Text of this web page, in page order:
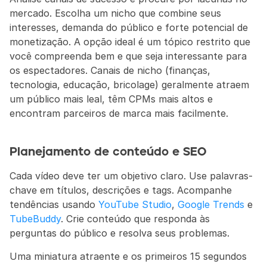
mercado. Escolha um nicho que combine seus
interesses, demanda do público e forte potencial de
monetização. A opção ideal é um tópico restrito que
você compreenda bem e que seja interessante para
os espectadores. Canais de nicho (finanças,
tecnologia, educação, bricolage) geralmente atraem
um público mais leal, têm CPMs mais altos e
encontram parceiros de marca mais facilmente.
Planejamento de conteúdo e SEO
Cada vídeo deve ter um objetivo claro. Use palavras-
chave em títulos, descrições e tags. Acompanhe
tendências usando YouTube Studio, Google Trends
TubeBuddy. Crie conteúdo que responda às
perguntas do público e resolva seus problemas.
Uma miniatura atraente e os primeiros 15 segundos